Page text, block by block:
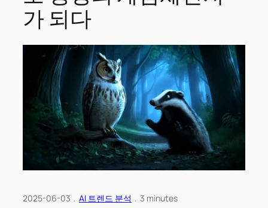
가 되다
2025-06-03 ﹒ AI 트렌드 분석 ﹒ 3 minutes